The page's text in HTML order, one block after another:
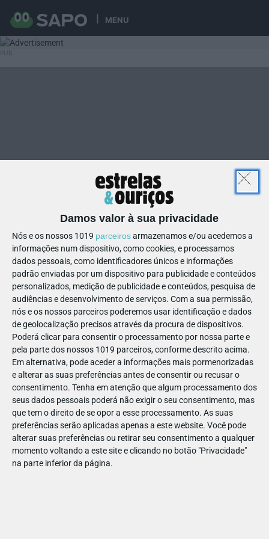
MENU
Damos valor à sua privacidade
Nós e os nossos 1019 parceirosarmazenamos e/ou acedemos a
informações num dispositivo, como cookies, e processamos
dados pessoais, como identificadores únicos e informações
padrão enviadas por um dispositivo para publicidade e conteúdos
personalizados, medição de publicidade e conteúdos, pesquisa de
audiências e desenvolvimento de serviços. Com a sua permissão,
nós e os nossos parceiros poderemos usar identificação e dados
de geolocalização precisos através da procura de dispositivos.
Poderá clicar para consentir o processamento por nossa parte e
pela parte dos nossos 1019 parceiros, conforme descrito acima.
Em alternativa, pode aceder a informações mais pormenorizadas
e alterar as suas preferências antes de consentir ou recusar o
consentimento. Tenha em atenção que algum processamento dos
seus dados pessoais poderá não exigir o seu consentimento, mas
que tem o direito de se opor a esse processamento. As suas
preferências serão aplicadas apenas a este website. Você pode
alterar suas preferências ou retirar seu consentimento a qualquer
momento voltando a este site e clicando no botão "Privacidade"
na parte inferior da página.
11
123942163277318